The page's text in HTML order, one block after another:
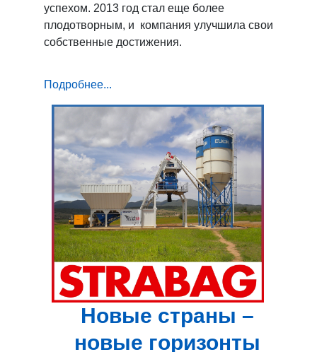
успехом. 2013 год стал еще более
плодотворным, и компания улучшила свои
собственные достижения.
Подробнее...
Новые страны –
новые горизонты